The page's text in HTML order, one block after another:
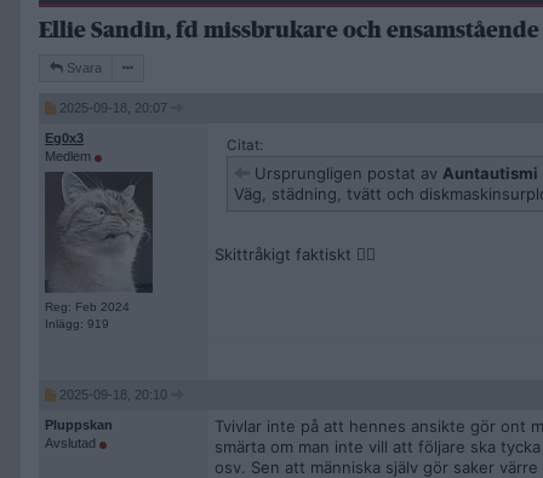
Ellie Sandin, fd missbrukare och
Svara
2025-09-18, 20:07
Eg0x3
Medlem
Reg: Feb 2024
Inlägg: 919
Citat:
Ursprungligen postat av Auntautismi
Väg, städning, tvätt och
Skittråkigt faktiskt 👎🏻
2025-09-18, 20:10
Pluppskan
Avslutad
Tvivlar inte på att hennes ansikte gör ont
smärta om man inte vill att följare ska
osv. Sen att människa själv gör saker